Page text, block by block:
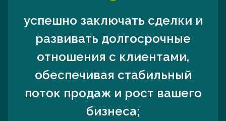
успешно заключать сделки и
развивать долгосрочные
отношения с клиентами,
обеспечивая стабильный
поток продаж и рост вашего
бизнеса;